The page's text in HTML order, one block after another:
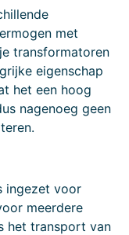
met
transformatoren
eigenschap
het een hoog
nagenoeg geen
ingezet voor
meerdere
het transport van